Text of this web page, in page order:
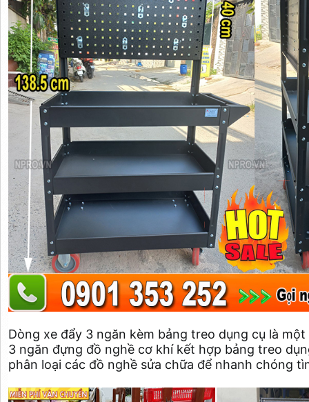
Dòng xe đẩy 3 ngăn kèm bảng treo dụng cụ là
3 ngăn đựng đồ nghề cơ khí kết hợp bảng treo
phân loại các đồ nghề sửa chữa để nhanh chóng